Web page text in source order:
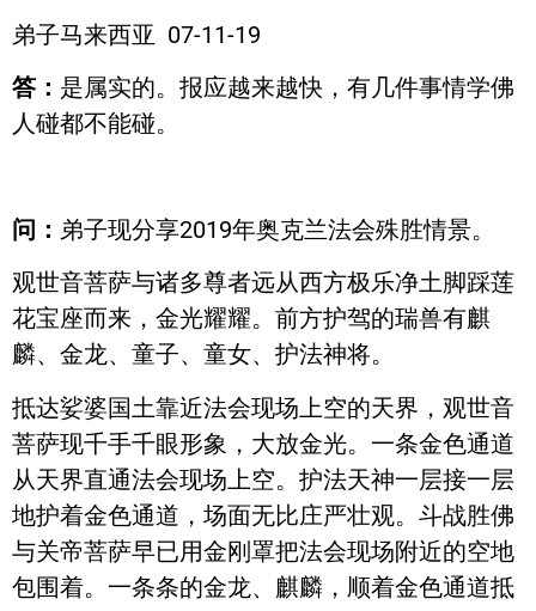
弟子马来西亚 07-11-19
答： 是属实的。报应越来越快，有几件事情学佛
人碰都不能碰。
问： 弟子现分享2019年奥克兰法会殊胜情景。
观世音菩萨与诸多尊者远从西方极乐净土脚踩莲
花宝座而来，金光耀耀。前方护驾的瑞兽有麒
麟、金龙、童子、童女、护法神将。
抵达娑婆国土靠近法会现场上空的天界，观世音
菩萨现千手千眼形象，大放金光。一条金色通道
从天界直通法会现场上空。护法天神一层接一层
地护着金色通道，场面无比庄严壮观。斗战胜佛
与关帝菩萨早已用金刚罩把法会现场附近的空地
包围着。一条条的金龙、麒麟，顺着金色通道抵